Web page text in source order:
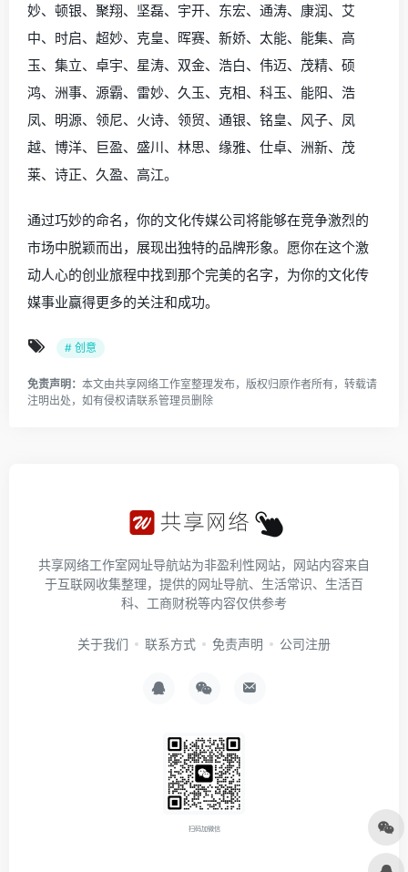
妙、顿银、聚翔、坚磊、宇开、东宏、通涛、康润、艾
中、时启、超妙、克皇、晖赛、新娇、太能、能集、高
玉、集立、卓宇、星涛、双金、浩白、伟迈、茂精、硕
鸿、洲事、源霸、雷妙、久玉、克相、科玉、能阳、浩
凤、明源、领尼、火诗、领贸、通银、铭皇、风子、凤
越、博洋、巨盈、盛川、林思、缘雅、仕卓、洲新、茂
莱、诗正、久盈、高江。
通过巧妙的命名，你的文化传媒公司将能够在竞争激烈的
市场中脱颖而出，展现出独特的品牌形象。愿你在这个激
动人心的创业旅程中找到那个完美的名字，为你的文化传
媒事业赢得更多的关注和成功。
# 创意
免责声明： 本文由共享网络工作室整理发布，版权归原作者所有，转载请
注明出处，如有侵权请联系管理员删除
共享网络工作室网址导航站为非盈利性网站，网站内容来自
于互联网收集整理，提供的网址导航、生活常识、生活百
科、工商财税等内容仅供参考
关于我们 联系方式 免责声明 公司注册
扫码加微信